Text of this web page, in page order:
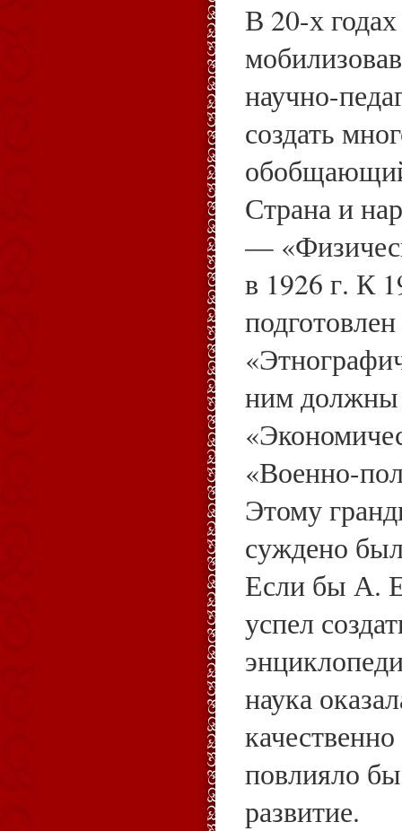
В 20-х
научно-
создать
Страна и
—
в 1926 г. К
ним должны
«Военно-
Этому
суждено
Если бы А.
успел
наука
повлияло
развитие.